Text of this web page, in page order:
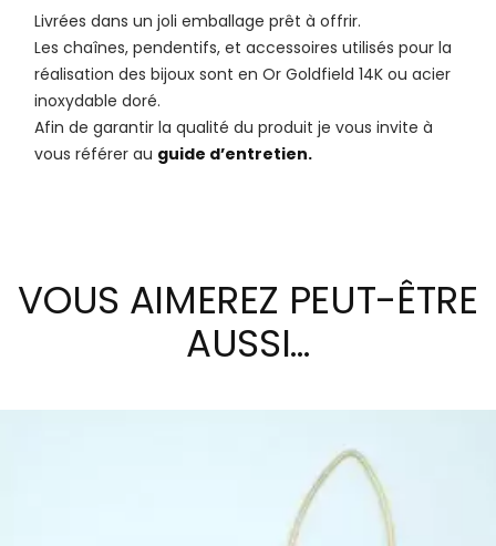
Livrées dans un joli emballage prêt à offrir.
Les chaînes, pendentifs, et accessoires utilisés pour la
réalisation des bijoux sont en Or Goldfield 14K ou acier
inoxydable doré.
Afin de garantir la qualité du produit je vous invite à
vous référer au guide d’entretien.
VOUS AIMEREZ PEUT-ÊTRE
AUSSI…